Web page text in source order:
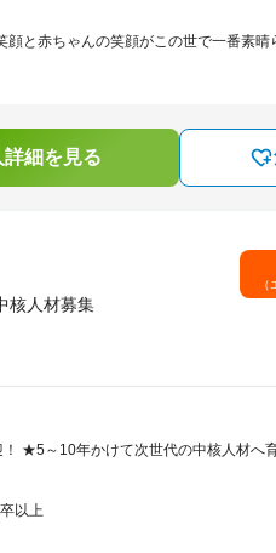
と赤ちゃんの笑顔がこの世で一番素晴
詳細を見る
核人材募集
★5～10年かけて次世代の中核人材へ
以上